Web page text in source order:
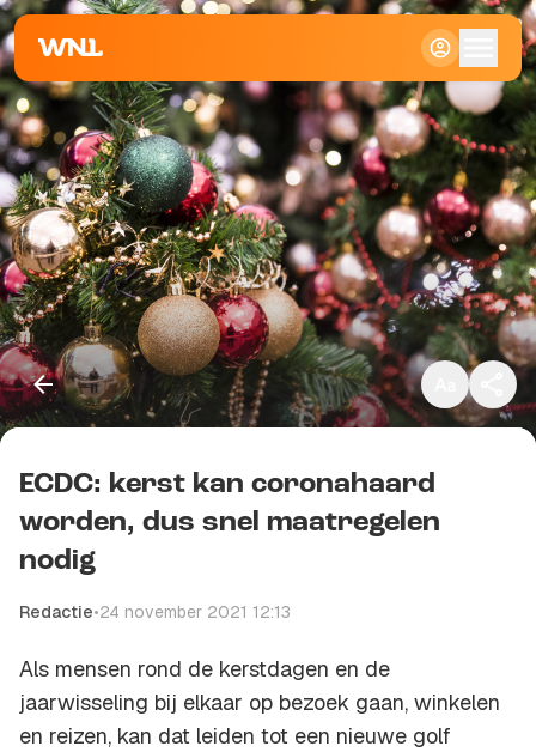
Klein
Standaard
Groot
Kopieer link
ECDC: kerst kan coronahaard
worden, dus snel maatregelen
nodig
Redactie•24 november 2021 12:13
Als mensen rond de kerstdagen en de
jaarwisseling bij elkaar op bezoek gaan, winkelen
en reizen, kan dat leiden tot een nieuwe golf